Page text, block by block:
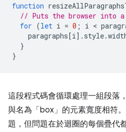
function
// Puts the browser into
for (let i = 0 ; i <
paragraphs[i]. style.
}
}
這段程式碼會循環處理一組段落
與名為「box」的元素寬度相符
題，但問題在於迴圈的每個疊代